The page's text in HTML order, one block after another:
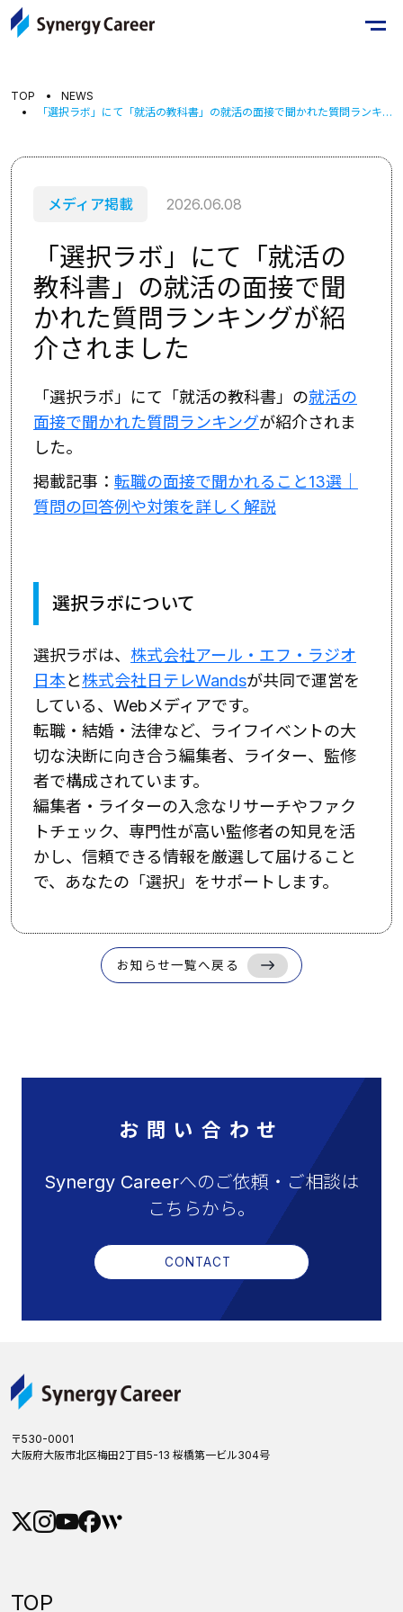
TOP
NEWS
「選択ラボ」にて「就活の教科書」の就活の面接で聞かれた質問ランキングが紹介されました
メディア掲載 2026.06.08
「選択ラボ」にて「就活の
教科書」の就活の面接で聞
かれた質問ランキングが紹
介されました
「選択ラボ」にて「就活の教科書」の就活の
面接で聞かれた質問ランキングが紹介されま
した。
掲載記事： 転職の面接で聞かれること13選｜
質問の回答例や対策を詳しく解説
選択ラボについて
選択ラボは、 株式会社アール・エフ・ラジオ
日本と株式会社日テレWandsが共同で運営を
している、Webメディアです。
転職・結婚・法律など、ライフイベントの大
切な決断に向き合う編集者、ライター、監修
者で構成されています。
編集者・ライターの入念なリサーチやファク
トチェック、専門性が高い監修者の知見を活
かし、信頼できる情報を厳選して届けること
で、あなたの「選択」をサポートします。
お知らせ一覧へ戻る
お問い合わせ
Synergy Careerへのご依頼・ご相談は
こちらから。
CONTACT
〒530-0001
大阪府大阪市北区梅田2丁目5-13 桜橋第一ビル304号
TOP